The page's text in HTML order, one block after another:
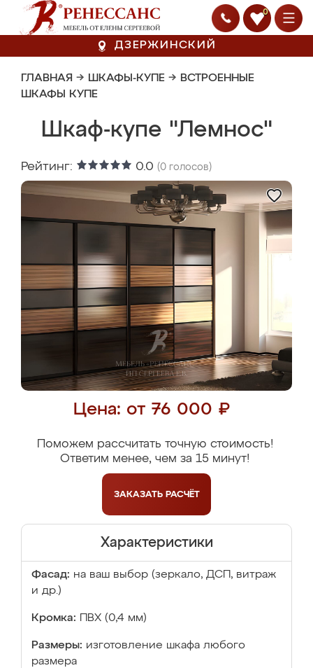
0
ДЗЕРЖИНСКИЙ
ГЛАВНАЯ → ШКАФЫ-КУПЕ → ВСТРОЕННЫЕ
ШКАФЫ КУПЕ
Шкаф-купе "Лемнос"
Рейтинг: 0.0 (0 голосов)
Цена: от 76 000 ₽
Поможем рассчитать точную стоимость!
Ответим менее, чем за 15 минут!
ЗАКАЗАТЬ РАСЧЁТ
Характеристики
Фасад: на ваш выбор (зеркало, ДСП, витраж
и др.)
Кромка: ПВХ (0,4 мм)
Размеры: изготовление шкафа любого
размера